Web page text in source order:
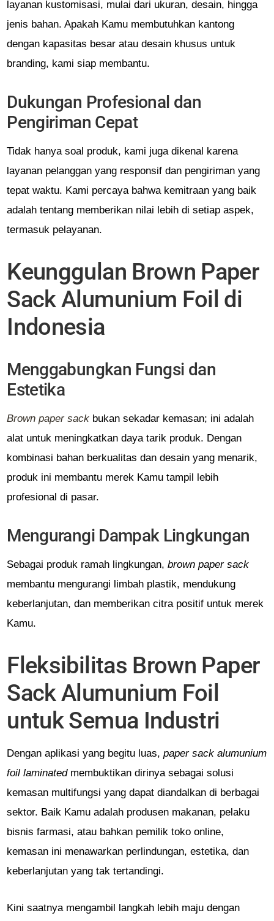
layanan kustomisasi, mulai dari ukuran, desain, hingga
jenis bahan. Apakah Kamu membutuhkan kantong
dengan kapasitas besar atau desain khusus untuk
branding, kami siap membantu.
Dukungan Profesional dan
Pengiriman Cepat
Tidak hanya soal produk, kami juga dikenal karena
layanan pelanggan yang responsif dan pengiriman yang
tepat waktu. Kami percaya bahwa kemitraan yang baik
adalah tentang memberikan nilai lebih di setiap aspek,
termasuk pelayanan.
Keunggulan Brown Paper
Sack Alumunium Foil di
Indonesia
Menggabungkan Fungsi dan
Estetika
Brown paper sack bukan sekadar kemasan; ini adalah
alat untuk meningkatkan daya tarik produk. Dengan
kombinasi bahan berkualitas dan desain yang menarik,
produk ini membantu merek Kamu tampil lebih
profesional di pasar.
Mengurangi Dampak Lingkungan
Sebagai produk ramah lingkungan,brown paper sack
membantu mengurangi limbah plastik, mendukung
keberlanjutan, dan memberikan citra positif untuk merek
Kamu.
Fleksibilitas Brown Paper
Sack Alumunium Foil
untuk Semua Industri
Dengan aplikasi yang begitu luas,paper sack alumunium
foil laminatedmembuktikan dirinya sebagai solusi
kemasan multifungsi yang dapat diandalkan di berbagai
sektor. Baik Kamu adalah produsen makanan, pelaku
bisnis farmasi, atau bahkan pemilik toko online,
kemasan ini menawarkan perlindungan, estetika, dan
keberlanjutan yang tak tertandingi.
Kini saatnya mengambil langkah lebih maju dengan